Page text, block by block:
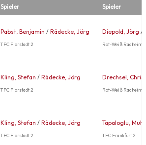
Spieler Spieler
Pabst, Benjamin / Rädecke, Jörg
TFC Florstadt 2
Diepold, Jörg /
Rot-Weiß Radheim 2
Kling, Stefan / Rädecke, Jörg
TFC Florstadt 2
Drechsel,
Rot-Weiß Radheim 2
Kling, Stefan / Rädecke, Jörg
TFC Florstadt 2
Tapaloglu,
TFC Frankfurt 2